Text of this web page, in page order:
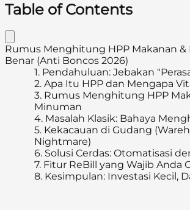
Table of Contents
Rumus Menghitung HPP Makanan
Benar (Anti Boncos 2026)
1. Pendahuluan: Jebakan
2. Apa Itu HPP dan Mengapa
3. Rumus Menghitung HPP
Minuman
4. Masalah Klasik: Bahaya
5. Kekacauan di Gudang
Nightmare)
6. Solusi Cerdas: Otomatisasi
7. Fitur ReBill yang Wajib Anda
8. Kesimpulan: Investasi Kecil,